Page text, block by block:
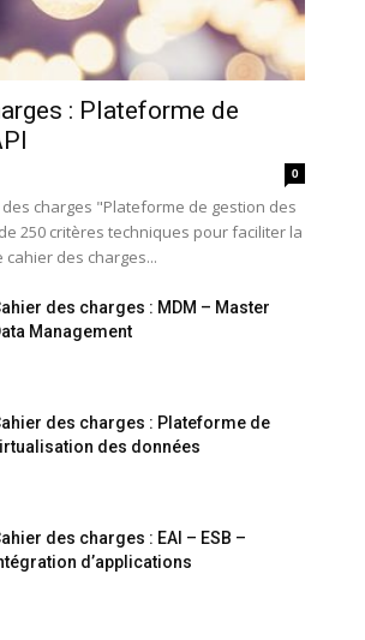
: Plateforme de
0
charges "Plateforme de gestion des
250 critères techniques pour faciliter la
des charges...
des charges : MDM – Master
Management
des charges : Plateforme de
des données
des charges : EAI – ESB –
d’applications